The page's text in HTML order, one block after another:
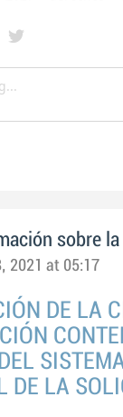
sobre la
2021 at 05:17
DE LA
DE LA